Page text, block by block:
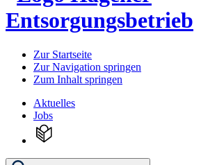
Zur Startseite
Zur Navigation springen
Zum Inhalt springen
Aktuelles
Jobs